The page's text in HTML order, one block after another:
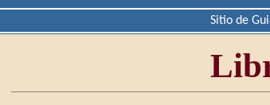
Sitio de